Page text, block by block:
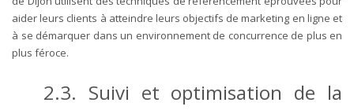
aider leurs clients à atteindre leurs objectifs de marketing en ligne et
à se démarquer dans un environnement de concurrence de plus en
plus féroce.
2.3. Suivi et optimisation de la